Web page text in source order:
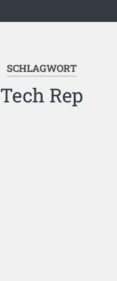
SCHLAGWORT
Tech Rep